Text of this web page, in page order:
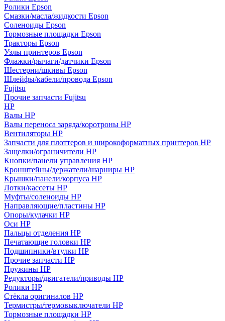
Ролики Epson
Смазки/масла/жидкости Epson
Соленоиды Epson
Тормозные площадки Epson
Тракторы Epson
Узлы принтеров Epson
Флажки/рычаги/датчики Epson
Шестерни/шкивы Epson
Шлейфы/кабели/провода Epson
Fujitsu
Прочие запчасти Fujitsu
HP
Валы HP
Валы переноса заряда/коротроны HP
Вентиляторы HP
Запчасти для плоттеров и широкоформатных принтеров HP
Защелки/ограничители HP
Кнопки/панели управления HP
Кронштейны/держатели/шарниры HP
Крышки/панели/корпуса HP
Лотки/кассеты HP
Муфты/соленоиды HP
Направляющие/пластины HP
Опоры/кулачки HP
Оси HP
Пальцы отделения HP
Печатающие головки HP
Подшипники/втулки HP
Прочие запчасти HP
Пружины HP
Редукторы/двигатели/приводы HP
Ролики HP
Стёкла оригиналов HP
Термистры/термовыключатели HP
Тормозные площадки HP